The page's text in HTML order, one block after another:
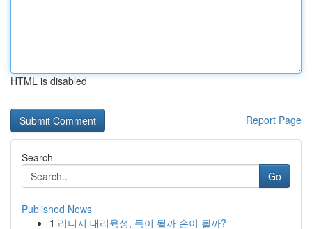
HTML is disabled
Report Page
Search
Go
Published News
1 리니지 대리육성, 득이 될까 손이 될까?